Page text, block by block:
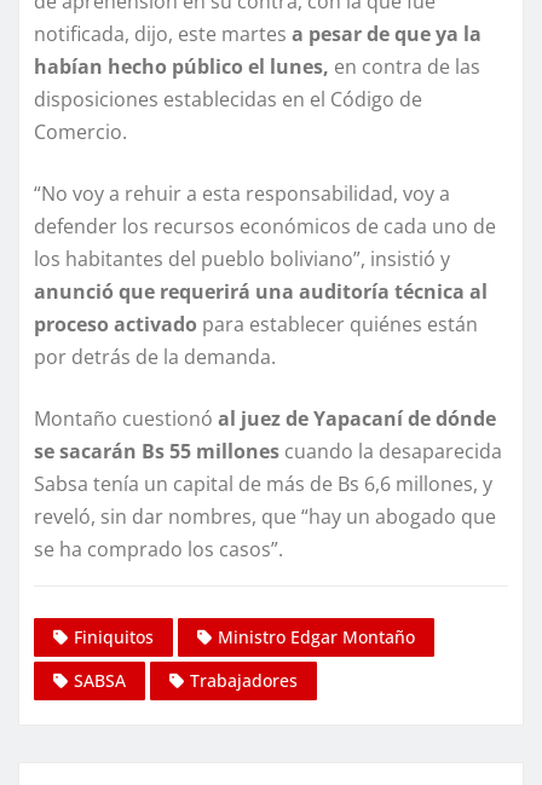
notificada, dijo, este martes a pesar de que ya la
habían hecho público el lunes, en contra de las
disposiciones establecidas en el Código de
Comercio.
“No voy a rehuir a esta responsabilidad, voy a
defender los recursos económicos de cada uno de
los habitantes del pueblo boliviano”, insistió y
anunció que requerirá una auditoría técnica al
proceso activado para establecer quiénes están
por detrás de la demanda.
Montaño cuestionó al juez de Yapacaní de dónde
se sacarán Bs 55 millones cuando la desaparecida
Sabsa tenía un capital de más de Bs 6,6 millones, y
reveló, sin dar nombres, que “hay un abogado que
se ha comprado los casos”.
Finiquitos
Ministro Edgar Montaño
SABSA
Trabajadores